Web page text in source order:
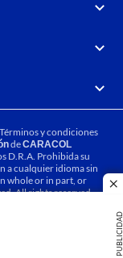
PUBLICIDAD
Términos y condiciones
deCARACOL
D.R.A. Prohibida su
a cualquier idioma sin
whole or in part, or
All rights reserved